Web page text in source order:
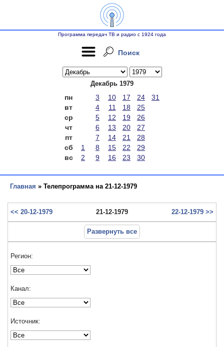
Программа передач ТВ и радио с 1924 года
Поиск
Декабрь 1979
пн 3 10 17 24
31
вт
4 11 18
25
ср
5 12 19
26
чт
6 13 20
27
пт
7 14 21
28
сб
1 8 15 22
29
вс
2 9 16 23 30
Главная » Телепрограмма на 21-12-1979
<< 20-12-1979 21-12-1979 22-12-1979 >>
Развернуть все
Регион:
Канал:
Источник: